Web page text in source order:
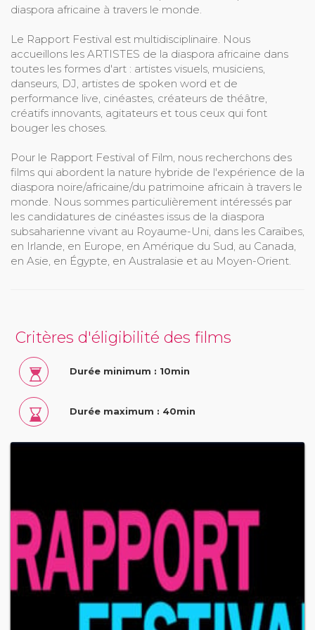
diaspora africaine à travers le monde.
Le Rapport Festival est multidisciplinaire. Nous
accueillons les ARTISTES de la diaspora africaine dans
toutes les formes d'art : artistes visuels, musiciens,
danseurs, DJ, artistes de spoken word et de
performance live, cinéastes, créateurs de théâtre,
créatifs innovants, agitateurs et tous ceux qui font
bouger les choses.
Pour le Rapport Festival of Film, nous recherchons des
films qui abordent la nature hybride de l'expérience de la
diaspora noire/africaine/du patrimoine africain à travers le
monde. Nous sommes particulièrement intéressés par
les candidatures de cinéastes issus de la diaspora
subsaharienne vivant au Royaume-Uni, dans les Caraïbes,
en Irlande, en Europe, en Amérique du Sud, au Canada,
en Asie, en Égypte, en Australasie et au Moyen-Orient.
Critères d'éligibilité des films
Durée minimum : 10min
Durée maximum : 40min